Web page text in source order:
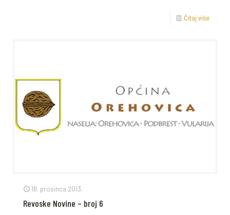
Čitaj više
18. prosinca 2013.
Revoske Novine – broj 6